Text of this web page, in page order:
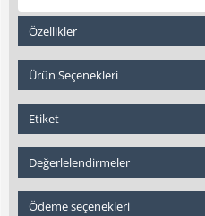
Özellikler
Ürün Seçenekleri
Etiket
Değerlelendirmeler
Ödeme seçenekleri